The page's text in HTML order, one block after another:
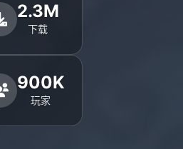
2.3M
下载
900K
玩家